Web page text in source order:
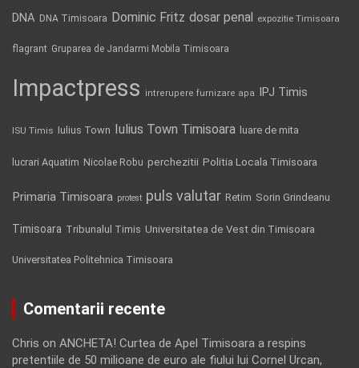
DNA DNA Timisoara Dominic Fritz dosar penal expozitie Timisoara
flagrant Gruparea de Jandarmi Mobila Timisoara
Impactpress intrerupere furnizare apa IPJ Timis
ISU Timis Iulius Town Iulius Town Timisoara luare de mita
lucrari Aquatim Nicolae Robu perchezitii Politia Locala Timisoara
Primaria Timisoara protest puls valutar Retim Sorin Grindeanu
Timisoara Tribunalul Timis Universitatea de Vest din Timisoara
Universitatea Politehnica Timisoara
Comentarii recente
Chris on ANCHETA! Curtea de Apel Timisoara a respins
pretentiile de 50 milioane de euro ale fiului lui Cornel Urcan,